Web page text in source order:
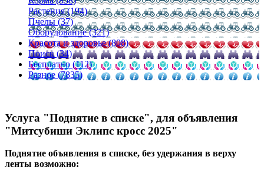
Растения (194)
Пчелы (37)
Оборудование (321)
Красота и здоровье (808)
Поиск (34)
Бесплатно (112)
Разное (7835)
Услуга "Поднятие в списке", для объявления
"Митсубиши Эклипс кросс 2025"
Поднятие объявления в списке, без удержания в верху
ленты возможно: